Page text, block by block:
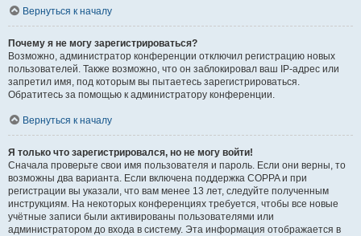
Вернуться к началу
Почему я не могу зарегистрироваться?
Возможно, администратор конференции отключил регистрацию новых
пользователей. Также возможно, что он заблокировал ваш IP-адрес или
запретил имя, под которым вы пытаетесь зарегистрироваться.
Обратитесь за помощью к администратору конференции.
Вернуться к началу
Я только что зарегистрировался, но не могу войти!
Сначала проверьте свои имя пользователя и пароль. Если они верны, то
возможны два варианта. Если включена поддержка COPPA и при
регистрации вы указали, что вам менее 13 лет, следуйте полученным
инструкциям. На некоторых конференциях требуется, чтобы все новые
учётные записи были активированы пользователями или
администратором до входа в систему. Эта информация отображается в